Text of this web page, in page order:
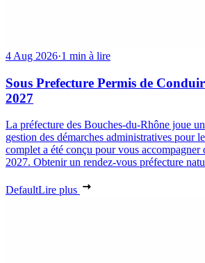
4 Aug 2026·1 min à lire
Sous Prefecture Permis de
2027
La préfecture des Bouches-du-Rhône joue
gestion des démarches administratives pour
complet a été conçu pour vous accompagner
2027. Obtenir un rendez-vous préfecture
DefaultLire plus